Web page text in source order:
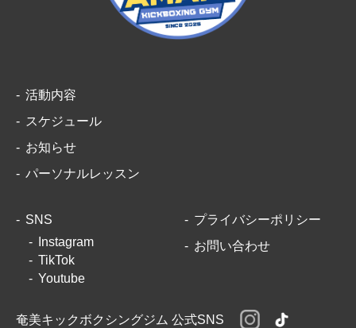
活動内容
スケジュール
お知らせ
パーソナルレッスン
SNS
Instagram
TikTok
Youtube
プライバシーポリシー
お問い合わせ
奄美キックボクシングジム 公式SNS